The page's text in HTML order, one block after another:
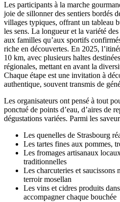
Les participants à la marche
joie de sillonner des sentiers bordés
villages typiques, offrant un tableau
les sens. La longueur et la variété
aux familles qu’aux sportifs
riche en découvertes. En 2025,
10 km, avec plusieurs haltes
régionales, mettant en avant la
Chaque étape est une invitation à
authentique, souvent transmis de
Les organisateurs ont pensé à tout
ponctué de points d’eau, d’aires de
dégustations variées. Parmi les
Les quenelles de Strasbourg
Les tartes fines aux pommes,
Les fromages artisanaux
traditionnelles
Les charcuteries et saucissons
terroir mosellan
Les vins et cidres produits
accompagner chaque bouchée